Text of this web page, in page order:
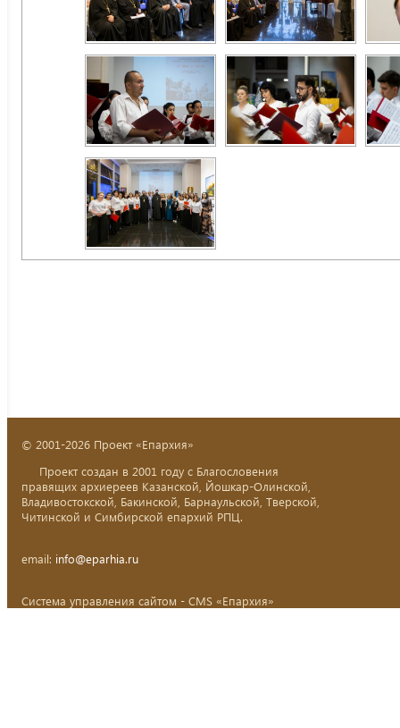
© 2001-2026 Проект «Епархия»
Проект создан в 2001 году с Благословения
правящих архиереев Казанской, Йошкар-Олинской,
Владивостокской, Бакинской, Барнаульской, Тверской,
Читинской и Симбирской епархий РПЦ.
email: info@eparhia.ru
Система управления сайтом - CMS «Епархия»